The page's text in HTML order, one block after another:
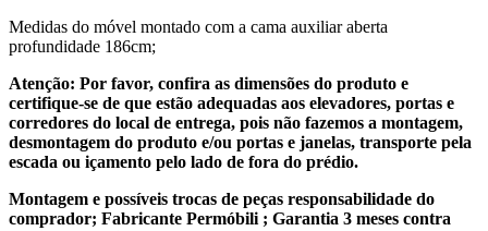
Medidas do móvel montado com a cama auxiliar aberta
profundidade 186cm;
Atenção: Por favor, confira as dimensões do produto e
certifique-se de que estão adequadas aos elevadores, portas e
corredores do local de entrega, pois não fazemos a montagem,
desmontagem do produto e/ou portas e janelas, transporte pela
escada ou içamento pelo lado de fora do prédio.
Montagem e possíveis trocas de peças responsabilidade do
comprador; Fabricante Permóbili ; Garantia 3 meses contra